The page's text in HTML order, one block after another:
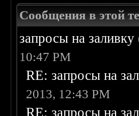
Сообщения в этой
запросы на
10:47 PM
RE: запросы на
2013, 12:43 PM
RE: запросы на